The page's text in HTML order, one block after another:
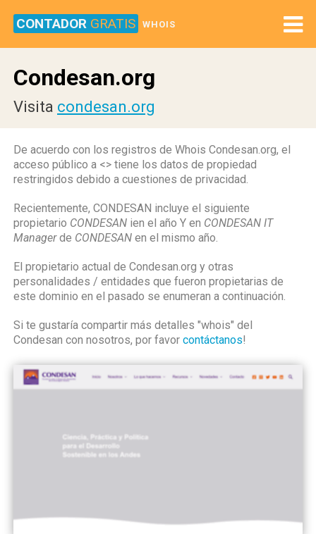
CONTADOR GRATIS WHOIS
Condesan.org
Visita condesan.org
De acuerdo con los registros de Whois Condesan.org, el
acceso público a <> tiene los datos de propiedad
restringidos debido a cuestiones de privacidad.
Recientemente, CONDESAN incluye el siguiente
propietario CONDESAN ien el año Y en CONDESAN IT
Managerde CONDESAN en el mismo año.
El propietario actual de Condesan.org y otras
personalidades / entidades que fueron propietarias de
este dominio en el pasado se enumeran a continuación.
Si te gustaría compartir más detalles "whois" del
Condesan con nosotros, por favor contáctanos!